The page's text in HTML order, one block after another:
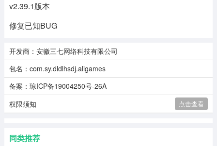
v2.39.1版本
修复已知BUG
开发商：安徽三七网络科技有限公司
包名：com.sy.dldlhsdj.aligames
备案：琼ICP备19004250号-26A
权限须知
点击查看
同类推荐